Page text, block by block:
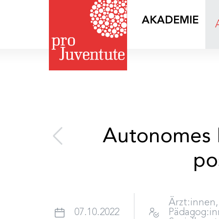
AKADEMIE
Autonomes
07.10.2022